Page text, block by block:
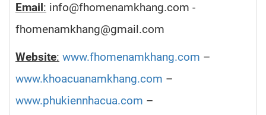
Email : info@fhomenamkhang.com -
fhomenamkhang@gmail.com
Website: www.fhomenamkhang.com –
www.khoacuanamkhang.com –
www.phukiennhacua.com –